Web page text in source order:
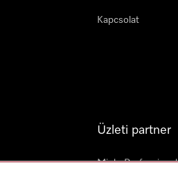
Kapcsolat
Üzleti partner
Miele Professional